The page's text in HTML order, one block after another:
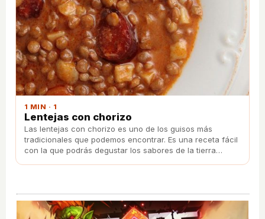
1 MIN · 1
Lentejas con chorizo
Las lentejas con chorizo es uno de los guisos más
tradicionales que podemos encontrar. Es una receta fácil
con la que podrás degustar los sabores de la tierra